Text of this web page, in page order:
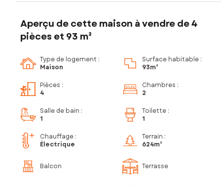
Aperçu de cette maison à vendre de 4
pièces et 93 m²
Type de logement :
Maison
Surface habitable :
93m²
Pièces :
4
Chambres :
2
Salle de bain :
1
Toilette :
1
Chauffage :
Électrique
Terrain :
624m²
Balcon Terrasse